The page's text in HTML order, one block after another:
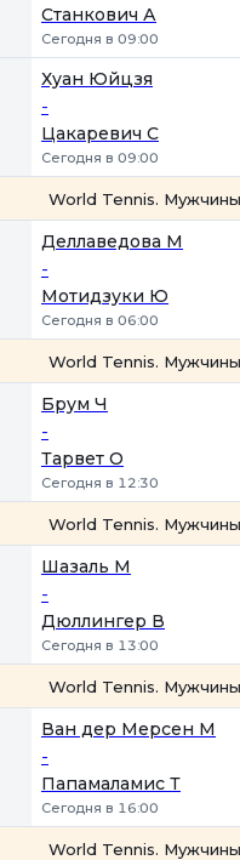
Станкович А
Сегодня в 09:00
Хуан Юйцзя
-
Цакаревич С
Сегодня в 09:00
World Tennis.
Деллаведова М
-
Мотидзуки Ю
Сегодня в 06:00
World Tennis.
Брум Ч
-
Тарвет О
Сегодня в 12:30
World Tennis.
Шазаль М
-
Дюллингер В
Сегодня в 13:00
World Tennis.
Ван дер Мерсен М
-
Папамаламис Т
Сегодня в 16:00
World Tennis.